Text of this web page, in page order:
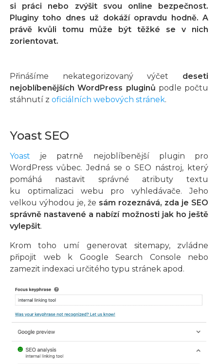
si práci nebo zvýšit svou online bezpečnost.
Pluginy toho dnes už dokáží opravdu hodně. A
právě kvůli tomu může být těžké se v nich
zorientovat.
Přinášíme nekategorizovaný výčet deseti
nejoblíbenějších WordPress pluginů podle počtu
stáhnutí z oficiálních webových stránek.
Yoast SEO
Yoast je patrně nejoblíbenější plugin pro
WordPress vůbec. Jedná se o SEO nástroj, který
pomáhá nastavit správné atributy textu
ku optimalizaci webu pro vyhledávače. Jeho
velkou výhodou je, že sám rozeznává, zda je SEO
správně nastavené a nabízí možnosti jak ho ještě
vylepšit.
Krom toho umí generovat sitemapy, zvládne
připojit web k Google Search Console nebo
zamezit indexaci určitého typu stránek apod.